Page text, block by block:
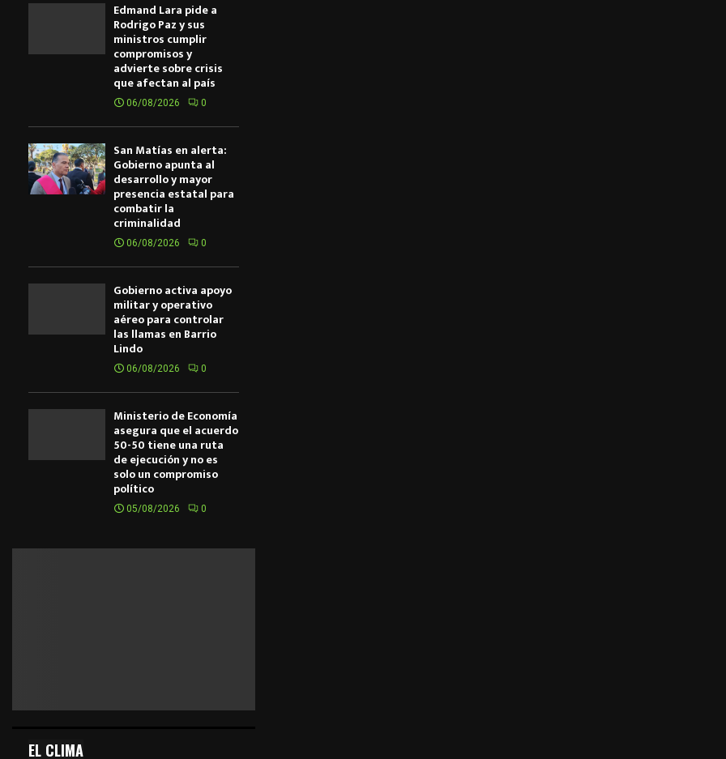
Edmand Lara pide a
Rodrigo Paz y sus
ministros cumplir
compromisos y
advierte sobre crisis
que afectan al país
06/08/2026 0
San Matías en alerta:
Gobierno apunta al
desarrollo y mayor
presencia estatal para
combatir la
criminalidad
06/08/2026 0
Gobierno activa apoyo
militar y operativo
aéreo para controlar
las llamas en Barrio
Lindo
06/08/2026 0
Ministerio de Economía
asegura que el acuerdo
50-50 tiene una ruta
de ejecución y no es
solo un compromiso
político
05/08/2026 0
EL CLIMA